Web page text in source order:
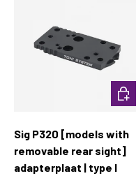
Sig P320 [models with
removable rear sight]
adapterplaat | type I